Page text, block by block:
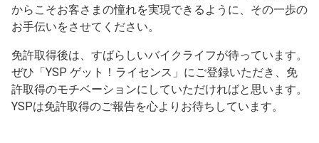
からこそお客さまの憧れを実現できるように、その一歩の
お手伝いをさせてください。
免許取得後は、すばらしいバイクライフが待っています。
ぜひ「YSP ゲット！ライセンス」にご登録いただき、免
許取得のモチベーションにしていただければと思います。
YSPは免許取得のご報告を心よりお待ちしています。